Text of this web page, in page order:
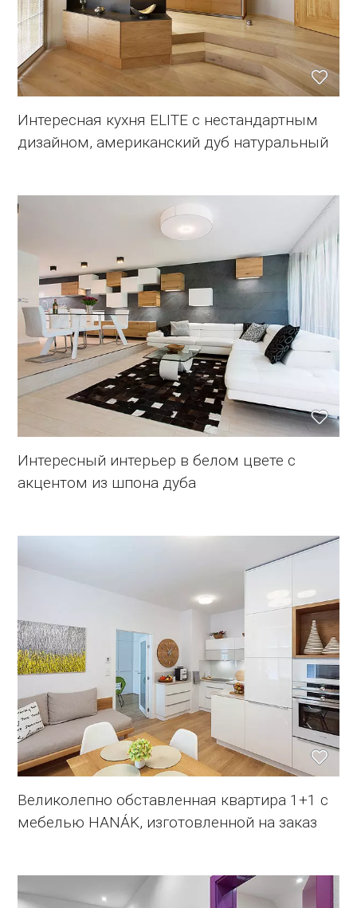
Интересная кухня ELITE с нестандартным
дизайном, американский дуб натуральный
Интересный интерьер в белом цвете с
акцентом из шпона дуба
Великолепно обставленная квартира 1+1 с
мебелью HANÁK, изготовленной на заказ